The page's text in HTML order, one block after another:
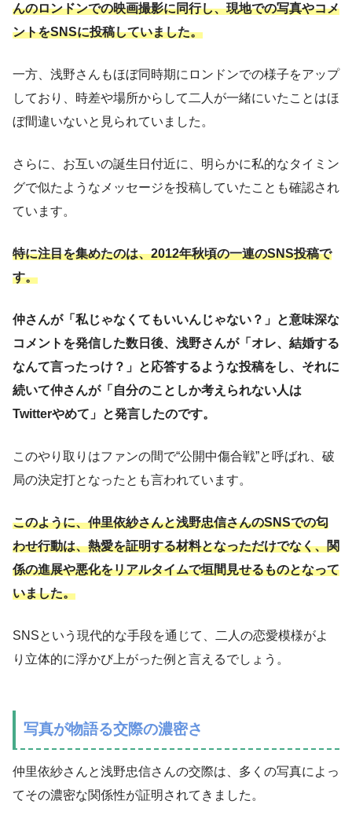
んのロンドンでの映画撮影に同行し、現地での写真やコメ
ントをSNSに投稿していました。
一方、浅野さんもほぼ同時期にロンドンでの様子をアップ
しており、時差や場所からして二人が一緒にいたことはほ
ぼ間違いないと見られていました。
さらに、お互いの誕生日付近に、明らかに私的なタイミン
グで似たようなメッセージを投稿していたことも確認され
ています。
特に注目を集めたのは、2012年秋頃の一連のSNS投稿で
す。
仲さんが「私じゃなくてもいいんじゃない？」と意味深な
コメントを発信した数日後、浅野さんが「オレ、結婚する
なんて言ったっけ？」と応答するような投稿をし、それに
続いて仲さんが「自分のことしか考えられない人は
Twitterやめて」と発言したのです。
このやり取りはファンの間で“公開中傷合戦”と呼ばれ、破
局の決定打となったとも言われています。
このように、仲里依紗さんと浅野忠信さんのSNSでの匂
わせ行動は、熱愛を証明する材料となっただけでなく、関
係の進展や悪化をリアルタイムで垣間見せるものとなって
いました。
SNSという現代的な手段を通じて、二人の恋愛模様がよ
り立体的に浮かび上がった例と言えるでしょう。
写真が物語る交際の濃密さ
仲里依紗さんと浅野忠信さんの交際は、多くの写真によっ
てその濃密な関係性が証明されてきました。